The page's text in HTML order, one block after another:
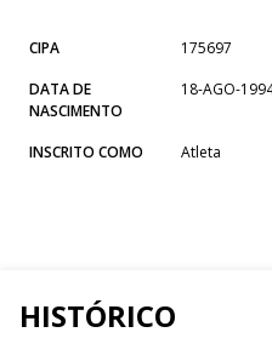
CIPA
175697
DATA DE
NASCIMENTO
18-AGO-
INSCRITO COMO Atleta
HISTÓRICO